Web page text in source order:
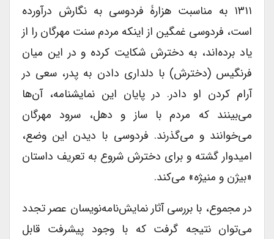
۱۳۱۱ به مناسبت هزارۀ فردوسی به نگارش درآورده
است، فردوسی غمگین از اینکه مردم سنت مهرگان را از
یاد برده‌اند، به دخترش شکایت کرده و در این میان
فرنگیس (دخترش) با دلداری دادن به پدر، سعی در
آرام کردن او دادر. در پایان این نمایشنامه، آن‌ها
می‌بینند که مردم با ساز و دهل، سرود مهرگان
می‌خوانند و می‌گذرند. فردوسی با دیدن این وضع،
امیدوار گشته و برای دخترش شروع به تعریف داستان
«بیژن و منیژه» می‌کند.
در مجموع، با بررسی آثار نمایش‌نامه‌نویسان عصر تجدد
می‌توان نتیجه گرفت که با وجود پیشرفت قابل